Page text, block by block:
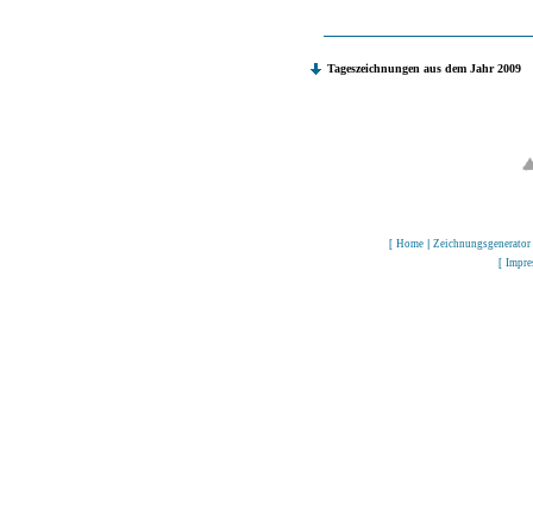
Tageszeichnungen aus dem Jahr 2009
[ Home| Zeichnungsgenerator
[